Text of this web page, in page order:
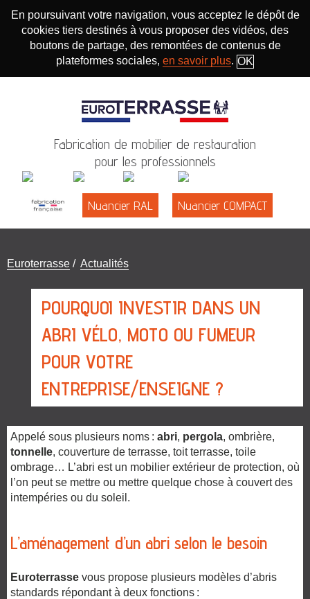
En poursuivant votre navigation, vous acceptez le dépôt de
cookies tiers destinés à vous proposer des vidéos, des
boutons de partage, des remontées de contenus de
plateformes sociales, en savoir plus. OK
Fabrication de mobilier de restauration
pour les professionnels
Nuancier RAL Nuancier COMPACT
Vous
Euroterrasse / Actualités
POURQUOI INVESTIR DANS UN
ABRI VÉLO, MOTO OU FUMEUR
POUR VOTRE
ENTREPRISE/ENSEIGNE ?
Appelé sous plusieurs noms : abri, pergola, ombrière,
tonnelle, couverture de terrasse, toit terrasse, toile
ombrage… L’abri est un mobilier extérieur de protection, où
l’on peut se mettre ou mettre quelque chose à couvert des
intempéries ou du soleil .
L’aménagement d’un abri selon le besoin
Euroterrasse vous propose plusieurs modèles d’abris
standards répondant à deux fonctions :